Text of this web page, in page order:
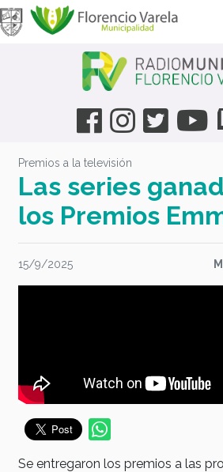
Premios a la televisión
Las series
los Premios
15/9/2025
Se entregaron los premios a las